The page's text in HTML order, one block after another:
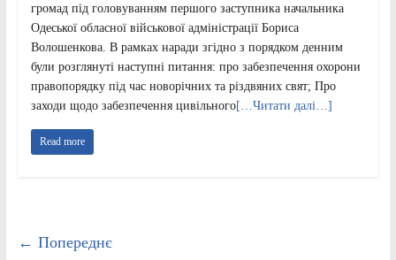
громад під головуванням першого заступника начальника
Одеської обласної військової адміністрації Бориса
Волошенкова. В рамках наради згідно з порядком денним
були розглянуті наступні питання: про забезпечення охорони
правопорядку під час новорічних та різдвяних свят; Про
заходи щодо забезпечення цивільного[…Читати далі…]
Read more
← Попереднє